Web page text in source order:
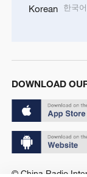
Korean 한국어
DOWNLOAD
© China Radio